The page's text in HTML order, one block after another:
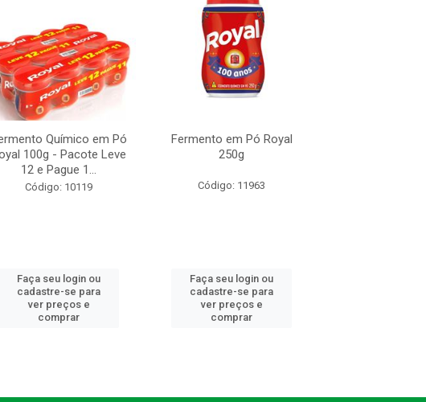
Químico em Pó
100g - Pacote Leve
12 e Pague 1...
Código: 10119
Faça seu login ou
cadastre-se para
ver preços e
comprar
Fermento em Pó Royal
250g
Código: 11963
Faça seu login ou
cadastre-se para
ver preços e
comprar